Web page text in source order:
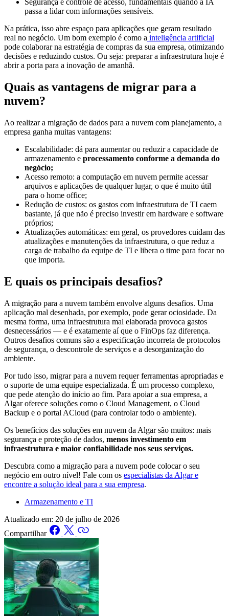
Segurança e controle de acesso, fundamentais quando a IA
passa a lidar com informações sensíveis.
Na prática, isso abre espaço para aplicações que geram resultado
real no negócio. Um bom exemplo é como a inteligência artificial
pode colaborar na estratégia de compras da sua empresa, otimizando
decisões e reduzindo custos. Ou seja: preparar a infraestrutura hoje é
abrir a porta para a inovação de amanhã.
Quais as vantagens de migrar para a
nuvem?
Ao realizar a migração de dados para a nuvem com planejamento, a
empresa ganha muitas vantagens:
Escalabilidade: dá para aumentar ou reduzir a capacidade de
armazenamento e processamento conforme a demanda do
negócio;
Acesso remoto: a computação em nuvem permite acessar
arquivos e aplicações de qualquer lugar, o que é muito útil
para o home office;
Redução de custos: os gastos com infraestrutura de TI caem
bastante, já que não é preciso investir em hardware e software
próprios;
Atualizações automáticas: em geral, os provedores cuidam das
atualizações e manutenções da infraestrutura, o que reduz a
carga de trabalho da equipe de TI e libera o time para focar no
que importa.
E quais os principais desafios?
A migração para a nuvem também envolve alguns desafios. Uma
aplicação mal desenhada, por exemplo, pode gerar ociosidade. Da
mesma forma, uma infraestrutura mal elaborada provoca gastos
desnecessários — e é exatamente aí que o FinOps faz diferença.
Outros desafios comuns são a especificação incorreta de protocolos
de segurança, o descontrole de serviços e a desorganização do
ambiente.
Por tudo isso, migrar para a nuvem requer ferramentas apropriadas e
o suporte de uma equipe especializada. É um processo complexo,
que pede atenção do início ao fim. Para apoiar a sua empresa, a
Algar oferece soluções como o Cloud Management, o Cloud
Backup e o portal ACloud (para controlar todo o ambiente).
Os benefícios das soluções em nuvem da Algar são muitos: mais
segurança e proteção de dados, menos investimento em
infraestrutura e maior confiabilidade nos seus serviços.
Descubra como a migração para a nuvem pode colocar o seu
negócio em outro nível! Fale com os especialistas da Algar e
encontre a solução ideal para a sua empresa.
Armazenamento e TI
Atualizado em: 20 de julho de 2026
Compartilhar